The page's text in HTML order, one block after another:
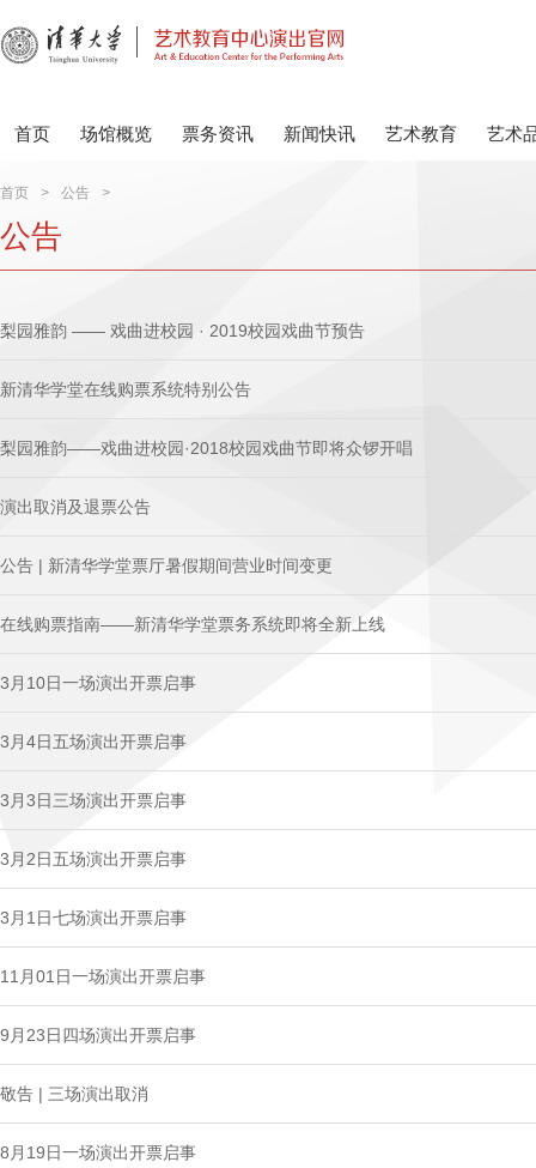
首页 场馆概览 票务资讯 新闻快讯 艺术教育 艺术
首页 > 公告 >
公告
梨园雅韵 —— 戏曲进校园 · 2019校园戏曲节预告
新清华学堂在线购票系统特别公告
梨园雅韵——戏曲进校园·2018校园戏曲节即将众锣开唱
演出取消及退票公告
公告 | 新清华学堂票厅暑假期间营业时间变更
在线购票指南——新清华学堂票务系统即将全新上线
3月10日一场演出开票启事
3月4日五场演出开票启事
3月3日三场演出开票启事
3月2日五场演出开票启事
3月1日七场演出开票启事
11月01日一场演出开票启事
9月23日四场演出开票启事
敬告 | 三场演出取消
8月19日一场演出开票启事